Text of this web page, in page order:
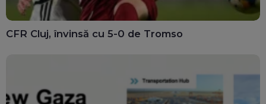
CFR Cluj, învinsă cu 5-0 de Tromso